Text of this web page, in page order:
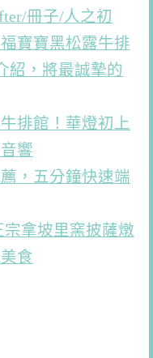
冊子/人之初
寶寶黑松露牛排
紹，將最誠摯的
排館！華燈初上
響
，五分鐘快速端
宗拿坡里窯披薩燉
食